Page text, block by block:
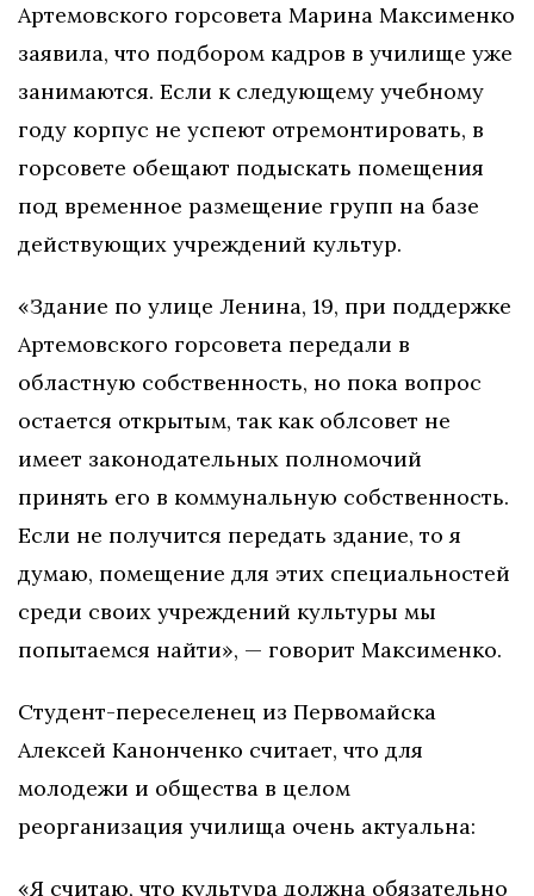
Артемовского горсовета Марина Максименко
заявила, что подбором кадров в училище уже
занимаются. Если к следующему учебному
году корпус не успеют отремонтировать, в
горсовете обещают подыскать помещения
под временное размещение групп на базе
действующих учреждений культур.
«Здание по улице Ленина, 19, при поддержке
Артемовского горсовета передали в
областную собственность, но пока вопрос
остается открытым, так как облсовет не
имеет законодательных полномочий
принять его в коммунальную собственность.
Если не получится передать здание, то я
думаю, помещение для этих специальностей
среди своих учреждений культуры мы
попытаемся найти», — говорит Максименко.
Студент-переселенец из Первомайска
Алексей Канонченко считает, что для
молодежи и общества в целом
реорганизация училища очень актуальна:
«Я считаю, что культура должна обязательно